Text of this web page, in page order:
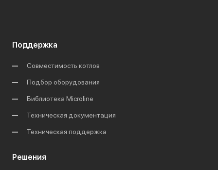
Поддержка
Совместимость котлов
Подбор оборудования
Библиотека Microline
Техническая документация
Техническая поддержка
Решения